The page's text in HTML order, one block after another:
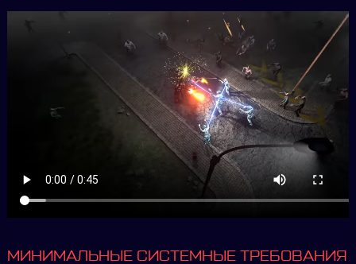
МИНИМАЛЬНЫЕ СИСТЕМНЫЕ ТРЕБОВАНИЯ